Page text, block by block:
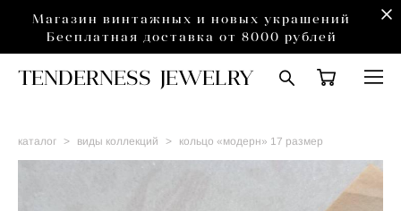
Магазин винтажных и новых украшений
Бесплатная доставка от 8000 рублей
TENDERNESS JEWELRY
каталог > виды коллекций > кольцо «модерн» 17 размер